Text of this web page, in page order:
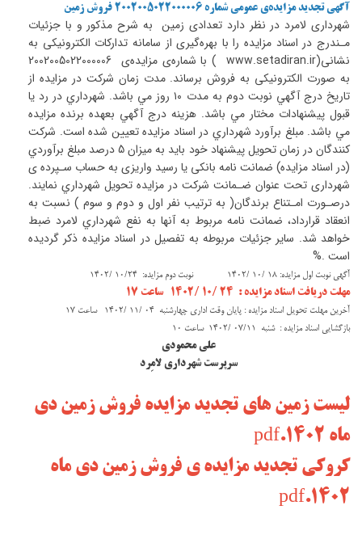
آگهی تجدید مزایده‌ی عمومی شماره 2002005022000006 فروش زمین
شهرداری لامرد در نظر دارد تعدادی زمین به شرح مذکور و با جزئیات
مـندرج در اسناد مزایده را با بهره‌گیری از سامانه تداركات الكترونيكی به
نشانی(www.setadiran.ir ) با شماره‌ی مزایده‌ی 2002005022000006
به صورت الکترونیکی به فروش برساند. مدت زمان شركت در مزایده از
تاريخ درج آگهي نوبت دوم به مدت ۱۰ روز مي باشد. شهرداري در رد يا
قبول پيشنهادات مختار مي باشد. هزينه درج آگهي بعهده برنده مزایده
مي باشد. مبلغ برآورد شهرداري در اسناد مزایده تعيين شده است. شرکت
کنندگان در زمان تحويل پيشنهاد خود بايد به ميزان 5 درصد مبلغ برآوردي
(در اسناد مزایده) ضمانت نامه بانکی یا رسید واریزی به حساب سـپرده ی
شهرداری تحت عنوان ضـمانت شركت در مزایده تحويل شهرداري نمايند.
درصـورت امـتناع برندگان( به ترتيب نفر اول و دوم و سوم ) نسبت به
انعقاد قرارداد، ضمانت نامه مربوط به آنها به نفع شهرداري لامرد ضبط
خواهد شد. ساير جزئيات مربوطه به تفصيل در اسناد مزایده ذكر گرديده
است .%
آگهي نوبت اول مزايده: 18 /10 /۱۴۰۲ نوبت دوم مزايده: 10/24 /۱۴۰۲
مهلت دریافت اسناد مزایده : 24 /10 /۱۴۰۲ ساعت ۱۷
آخرين مهلت تحويل اسناد مزايده : پايان وقت اداري چهارشنبه 04 /11 /۱۴۰۲ ساعت 17
بازگشايي اسناد مزايده : شنبه 07/11 /۱۴۰۲ ساعت ۱۰
علی محمودی
سرپرست شهرداری لامِرد
لیست زمین های تجدید مزایده فروش زمین دی
ماه 1402.pdf
کروکی تجدید مزایده ی فروش زمین دی ماه
1402.pdf